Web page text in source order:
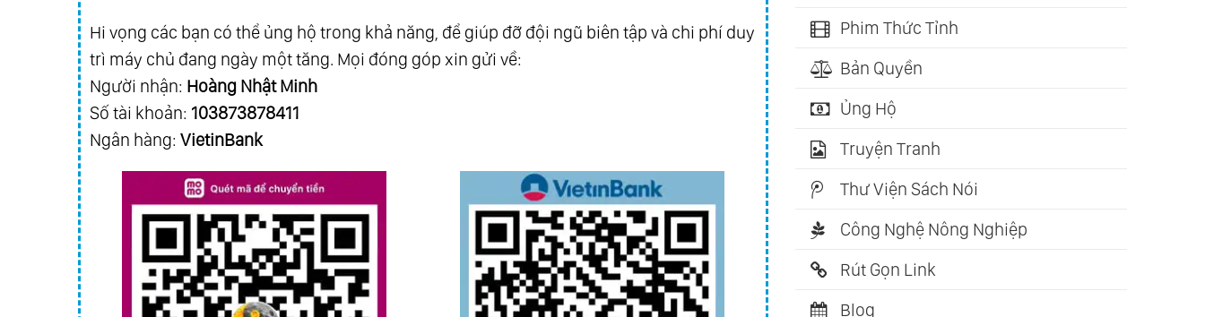
Hi vọng các bạn có thể ủng hộ trong khả năng, để giúp đỡ đội ngũ biên tập và chi phí duy
trì máy chủ đang ngày một tăng. Mọi đóng góp xin gửi về:
Người nhận: Hoàng Nhật Minh
Số tài khoản: 103873878411
Ngân hàng: VietinBank
Phim Thức Tỉnh
Bản Quyền
Ủng Hộ
Truyện Tranh
Thư Viện Sách Nói
Công Nghệ Nông Nghiệp
Rút Gọn Link
Blog